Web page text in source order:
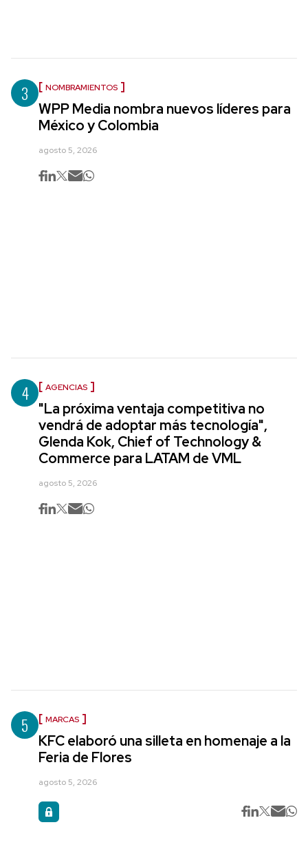
3 NOMBRAMIENTOS
WPP Media nombra nuevos líderes para
México y Colombia
agosto 5, 2026
4 AGENCIAS
"La próxima ventaja competitiva no
vendrá de adoptar más tecnología",
Glenda Kok, Chief of Technology &
Commerce para LATAM de VML
agosto 5, 2026
5 MARCAS
KFC elaboró una silleta en homenaje a la
Feria de Flores
agosto 5, 2026